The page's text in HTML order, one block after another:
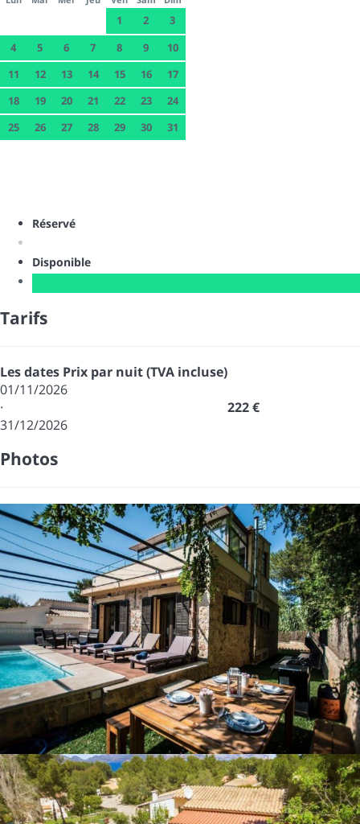
1 2
3
4
5 6 7 8 9
10
11
12 13 14 15 16
17
18
19 20 21 22 23
24
25
26 27 28 29 30 31
Réservé
Disponible
Tarifs
Les dates Prix par nuit (TVA incluse)
01/11/2026
·
31/12/2026
222 €
Photos